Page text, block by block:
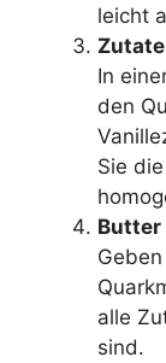
leicht
In
den
Sie
alle
sind.